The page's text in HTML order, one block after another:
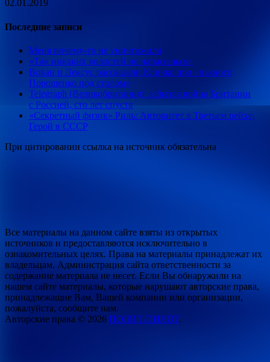
02.01.2019
Последние записи
Меня почему-то не уничтожили
«Так никаких волостей не напасешься»
Вован и Лексус рассказали Кличко про «пьяного
Порошенко под столом»
Telegraph (Великобритания): забытая война Британии
с Россией, сто лет спустя
«Секретный физик» Риль: Авторитет в Третьем рейхе,
Герой в СССР
При цитировании ссылка на источник обязательна
Все материалы на данном сайте взяты из открытых
источников и предоставляются исключительно в
ознакомительных целях. Права на материалы принадлежат их
владельцам. Администрация сайта ответственности за
содержание материала не несет. Если Вы обнаружили на
нашем сайте материалы, которые нарушают авторские права,
принадлежащие Вам, Вашей компании или организации,
пожалуйста, сообщите нам.
Авторские права © 2026 ПОЛИТ-ПИЛОТ.